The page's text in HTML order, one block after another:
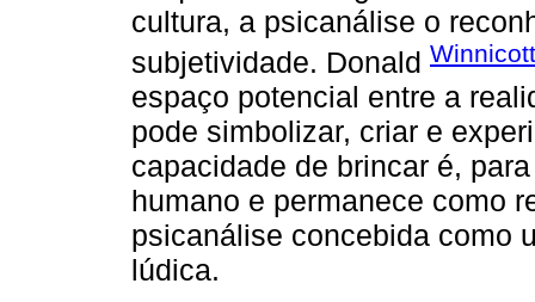
cultura, a psicanálise o
subjetividade. Donald
espaço potencial entre a
pode simbolizar, criar e
capacidade de brincar é,
humano e permanece como
psicanálise concebida como
lúdica.